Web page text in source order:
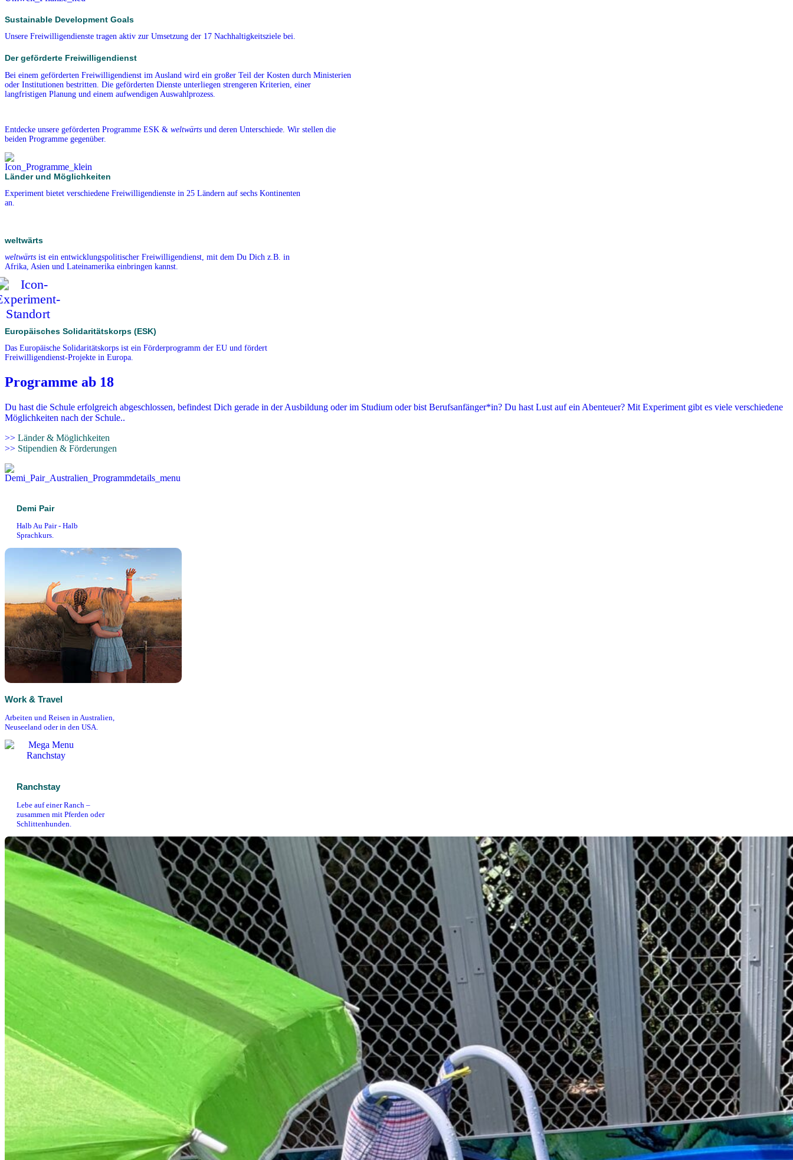
Sustainable Development Goals
Unsere Freiwilligendienste tragen aktiv zur Umsetzung der 17 Nachhaltigkeitsziele bei.
Der geförderte Freiwilligendienst
Bei einem geförderten Freiwilligendienst im Ausland wird ein großer Teil der Kosten durch Ministerien
oder Institutionen bestritten. Die geförderten Dienste unterliegen strengeren Kriterien, einer
langfristigen Planung und einem aufwendigen Auswahlprozess.
Entdecke unsere geförderten Programme ESK & weltwärts und deren Unterschiede. Wir stellen die
beiden Programme gegenüber.
Länder und Möglichkeiten
Experiment bietet verschiedene Freiwilligendienste in 25 Ländern auf sechs Kontinenten
an.
weltwärts
weltwärts ist ein entwicklungspolitischer Freiwilligendienst, mit dem Du Dich z.B. in
Afrika, Asien und Lateinamerika einbringen kannst.
Europäisches Solidaritätskorps (ESK)
Das Europäische Solidaritätskorps ist ein Förderprogramm der EU und fördert
Freiwilligendienst-Projekte in Europa.
Programme ab 18
Du hast die Schule erfolgreich abgeschlossen, befindest Dich gerade in der Ausbildung oder im Studium oder bist Berufsanfänger*in? Du hast Lust auf ein Abenteuer? Mit Experiment gibt es viele verschiedene
Möglichkeiten nach der Schule..
>> Länder & Möglichkeiten
>> Stipendien & Förderungen
Demi Pair
Halb Au Pair - Halb
Sprachkurs.
Work & Travel
Arbeiten und Reisen in Australien,
Neuseeland oder in den USA.
Ranchstay
Lebe auf einer Ranch –
zusammen mit Pferden oder
Schlittenhunden.